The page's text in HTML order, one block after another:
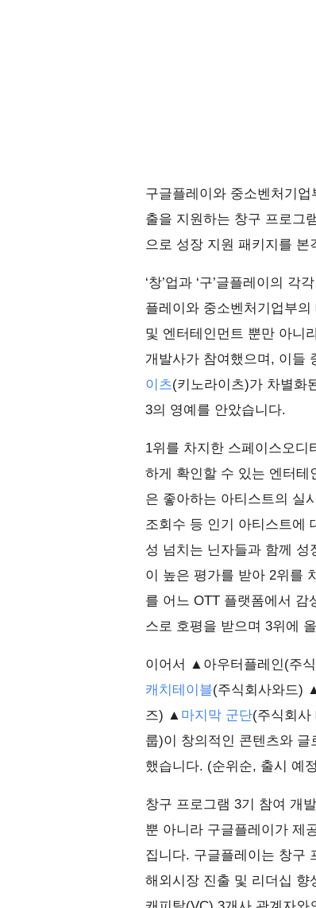
구글플레이와 중소벤처기
출을 지원하는 창구 프로그
으로 성장 지원 패키지를 본
‘창’업과 ‘구’글플레이의
플레이와 중소벤처기업부
및 엔터테인먼트 뿐만 아니
개발사가 참여했으며, 이들
이츠(키노라이츠)가 차별화
3의 영예를 안았습니다.
1위를 차지한 스페이스오디
하게 확인할 수 있는 엔터테
은 좋아하는 아티스트의 실
조회수 등 인기 아티스트에
성 넘치는 닌자들과 함께 성
이 높은 평가를 받아 2위를
를 어느 OTT 플랫폼에서 감
스로 호평을 받으며 3위에
이어서 ▲아우터플레인(주
캐치테이블(주식회사와드)
즈) ▲ 마지막 군단(주식회
룹)이 창의적인 콘텐츠와 글
했습니다. (순위순, 출시 예
창구 프로그램 3기 참여 개
뿐 아니라 구글플레이가 제
집니다. 구글플레이는 창구
해외시장 진출 및 리더십